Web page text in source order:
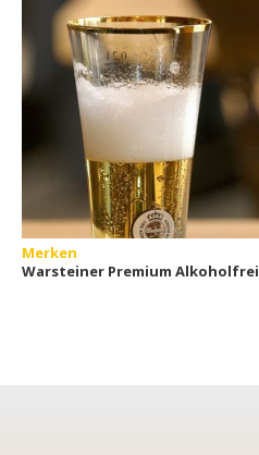
Merken
Warsteiner Premium Alkoholfrei